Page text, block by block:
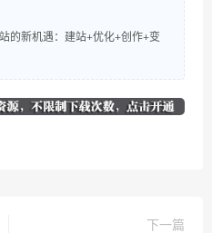
的新机遇：建站+优化+创作+变
下一篇